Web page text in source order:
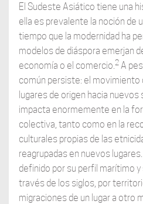
El Sudeste Asiático tiene una
ella es prevalente la noción de
tiempo que la modernidad ha
modelos de diáspora emerjan
economía o el comercio.2A
común persiste: el movimiento
lugares de origen hacia
impacta enormemente en la
colectiva, tanto como en la
culturales propias de las
reagrupadas en nuevos
definido por su perfil marítimo
través de los siglos, por
migraciones de un lugar a otro